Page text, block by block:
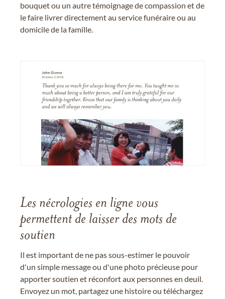
bouquet ou un autre témoignage de compassion et de
le faire livrer directement au service funéraire ou au
domicile de la famille.
Les nécrologies en ligne vous
permettent de laisser des mots de
soutien
Il est important de ne pas sous-estimer le pouvoir
d'un simple message ou d'une photo précieuse pour
apporter soutien et réconfort aux personnes en deuil.
Envoyez un mot, partagez une histoire ou téléchargez